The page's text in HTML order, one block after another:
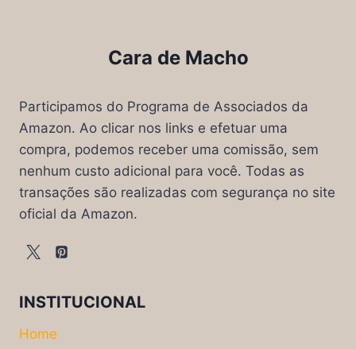
Cara de Macho
Participamos do Programa de Associados da
Amazon. Ao clicar nos links e efetuar uma
compra, podemos receber uma comissão, sem
nenhum custo adicional para você. Todas as
transações são realizadas com segurança no site
oficial da Amazon.
INSTITUCIONAL
Home